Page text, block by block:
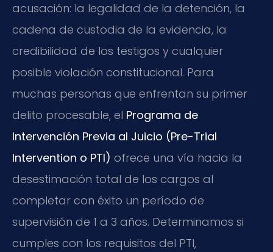
acusación: la legalidad de la detención, la
cadena de custodia de la evidencia, la
credibilidad de los testigos y cualquier
posible violación constitucional. Para
muchas personas que enfrentan su primer
delito procesable, el Programa de
Intervención Previa al Juicio (Pre-Trial
Intervention o PTI) ofrece una vía hacia la
desestimación total de los cargos al
completar con éxito un período de
supervisión de 1 a 3 años. Determinamos si
cumples con los requisitos del PTI,